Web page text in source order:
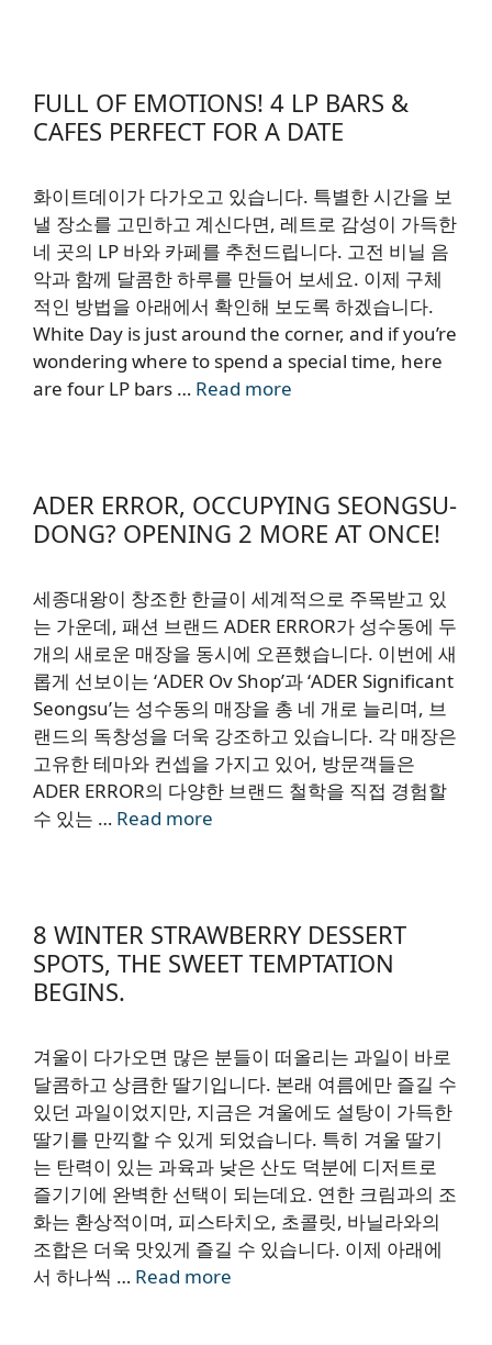
FULL OF EMOTIONS! 4 LP BARS &
CAFES PERFECT FOR A DATE
화이트데이가 다가오고 있습니다. 특별한 시간을 보
낼 장소를 고민하고 계신다면, 레트로 감성이 가득한
네 곳의 LP 바와 카페를 추천드립니다. 고전 비닐 음
악과 함께 달콤한 하루를 만들어 보세요. 이제 구체
적인 방법을 아래에서 확인해 보도록 하겠습니다.
White Day is just around the corner, and if you’re
wondering where to spend a special time, here
are four LP bars … Read more
ADER ERROR, OCCUPYING SEONGSU-
DONG? OPENING 2 MORE AT ONCE!
세종대왕이 창조한 한글이 세계적으로 주목받고 있
는 가운데, 패션 브랜드 ADER ERROR가 성수동에 두
개의 새로운 매장을 동시에 오픈했습니다. 이번에 새
롭게 선보이는 ‘ADER Ov Shop’과 ‘ADER Significant
Seongsu’는 성수동의 매장을 총 네 개로 늘리며, 브
랜드의 독창성을 더욱 강조하고 있습니다. 각 매장은
고유한 테마와 컨셉을 가지고 있어, 방문객들은
ADER ERROR의 다양한 브랜드 철학을 직접 경험할
수 있는 … Read more
8 WINTER STRAWBERRY DESSERT
SPOTS, THE SWEET TEMPTATION
BEGINS.
겨울이 다가오면 많은 분들이 떠올리는 과일이 바로
달콤하고 상큼한 딸기입니다. 본래 여름에만 즐길 수
있던 과일이었지만, 지금은 겨울에도 설탕이 가득한
딸기를 만끽할 수 있게 되었습니다. 특히 겨울 딸기
는 탄력이 있는 과육과 낮은 산도 덕분에 디저트로
즐기기에 완벽한 선택이 되는데요. 연한 크림과의 조
화는 환상적이며, 피스타치오, 초콜릿, 바닐라와의
조합은 더욱 맛있게 즐길 수 있습니다. 이제 아래에
서 하나씩 … Read more